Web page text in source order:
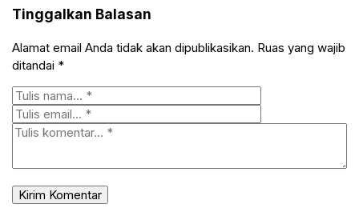
Tinggalkan Balasan
Alamat email Anda tidak akan dipublikasikan. Ruas yang wajib
ditandai *